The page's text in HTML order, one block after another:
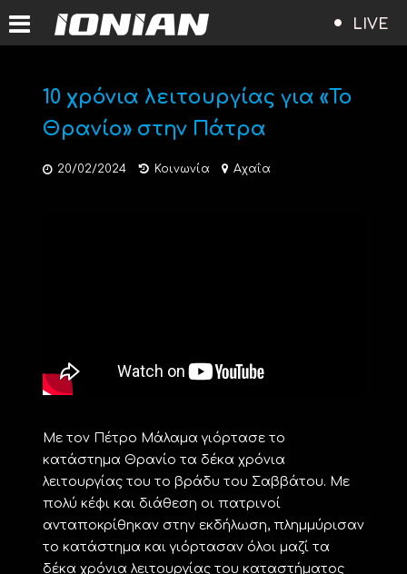
LIVE
10 χρόνια λειτουργίας για «Το
Θρανίο» στην Πάτρα
20/02/2024 Κοινωνία Αχαΐα
Με τον Πέτρο Μάλαμα γιόρτασε το
κατάστημα Θρανίο τα δέκα χρόνια
λειτουργίας του το βράδυ του Σαββάτου. Με
πολύ κέφι και διάθεση οι πατρινοί
ανταποκρίθηκαν στην εκδήλωση, πλημμύρισαν
το κατάστημα και γιόρτασαν όλοι μαζί τα
δέκα χρόνια λειτουργίας του καταστήματος